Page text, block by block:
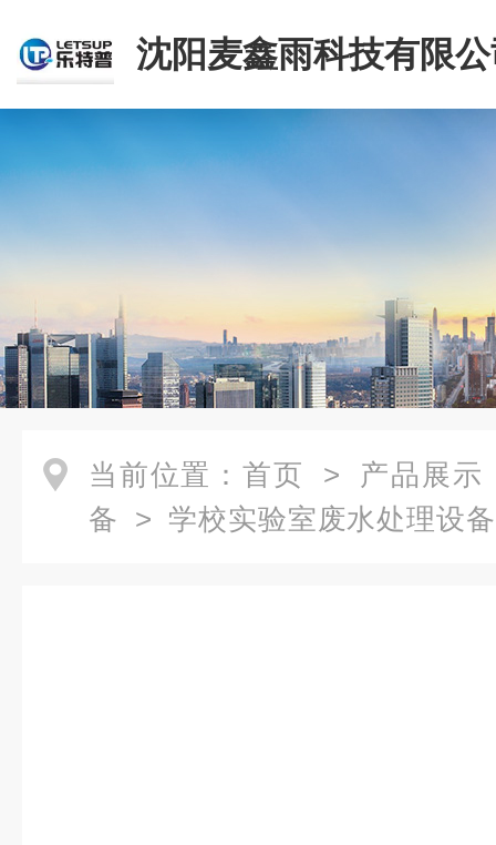
沈阳麦鑫雨科技有限
当前位置： 首页 > 产品展示
备 > 学校实验室废水处理设备